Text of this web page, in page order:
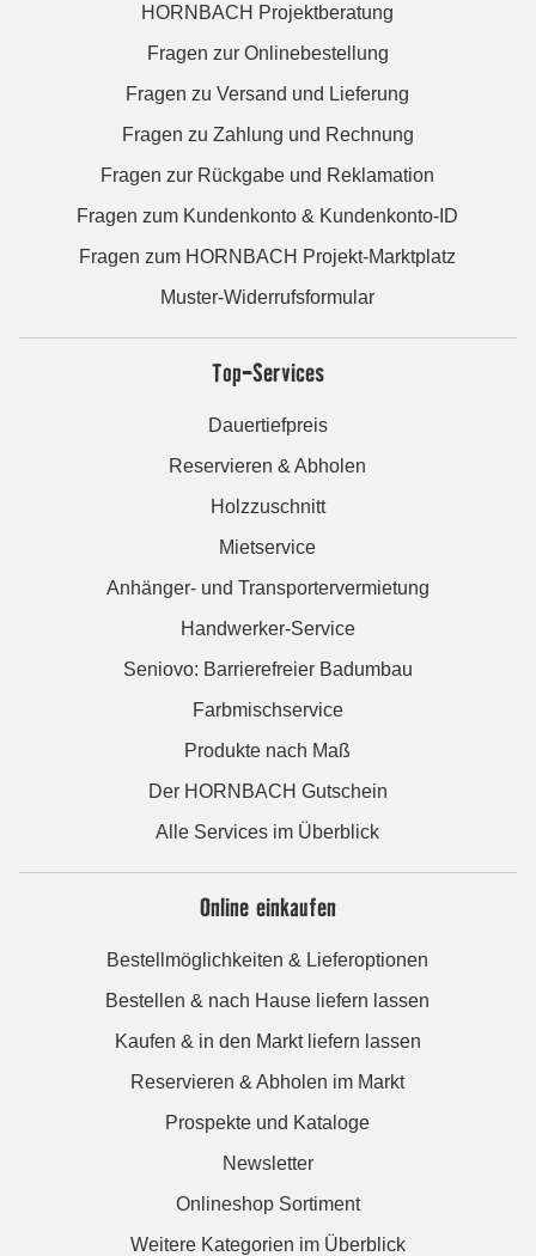
HORNBACH Projektberatung
Fragen zur Onlinebestellung
Fragen zu Versand und Lieferung
Fragen zu Zahlung und Rechnung
Fragen zur Rückgabe und Reklamation
Fragen zum Kundenkonto & Kundenkonto-ID
Fragen zum HORNBACH Projekt-Marktplatz
Muster-Widerrufsformular
Top-Services
Dauertiefpreis
Reservieren & Abholen
Holzzuschnitt
Mietservice
Anhänger- und Transportervermietung
Handwerker-Service
Seniovo: Barrierefreier Badumbau
Farbmischservice
Produkte nach Maß
Der HORNBACH Gutschein
Alle Services im Überblick
Online einkaufen
Bestellmöglichkeiten & Lieferoptionen
Bestellen & nach Hause liefern lassen
Kaufen & in den Markt liefern lassen
Reservieren & Abholen im Markt
Prospekte und Kataloge
Newsletter
Onlineshop Sortiment
Weitere Kategorien im Überblick